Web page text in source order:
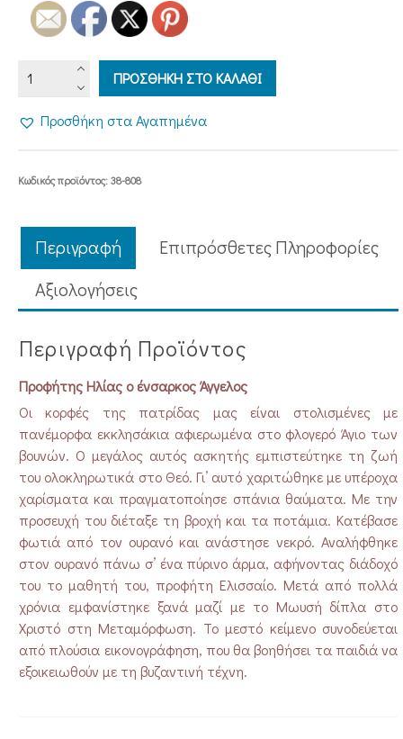
ΠΡΟΦΗΤΗΣ
Ο
ποσότητα
ΠΡΟΣΘΗΚΗ ΣΤΟ ΚΑΛΑΘΙ
Προσθήκη στα Αγαπημένα
Κωδικός προϊόντος:38-808
Περιγραφή
Επιπρόσθετες Πληροφορίες
Aξιολογήσεις
Περιγραφή Προϊόντος
Προφήτης Ηλίας ο ένσαρκος Άγγελος
Οι κορφές της πατρίδας μας είναι στολισμένες με
πανέμορφα εκκλησάκια αφιερωμένα στο φλογερό Άγιο των
βουνών. Ο μεγάλος αυτός ασκητής εμπιστεύτηκε τη ζωή
του ολοκληρωτικά στο Θεό. Γι’ αυτό χαριτώθηκε με υπέροχα
χαρίσματα και πραγματοποίησε σπάνια θαύματα. Με την
προσευχή του διέταξε τη βροχή και τα ποτάμια. Κατέβασε
φωτιά από τον ουρανό και ανάστησε νεκρό. Αναλήφθηκε
στον ουρανό πάνω σ’ ένα πύρινο άρμα, αφήνοντας διάδοχό
του το μαθητή του, προφήτη Ελισσαίο. Μετά από πολλά
χρόνια εμφανίστηκε ξανά μαζί με το Μωυσή δίπλα στο
Χριστό στη Μεταμόρφωση. Το μεστό κείμενο συνοδεύεται
από πλούσια εικονογράφηση, που θα βοηθήσει τα παιδιά να
εξοικειωθούν με τη βυζαντινή τέχνη.